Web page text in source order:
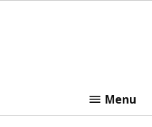
Menu